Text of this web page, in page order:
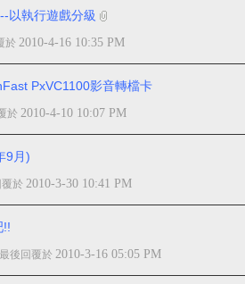
以執行遊戲分級
於 2010-4-16 10:35 PM
PxVC1100影音轉檔卡
於 2010-4-10 10:07 PM
9月)
覆於 2010-3-30 10:41 PM
!!
最後回覆於 2010-3-16 05:05 PM